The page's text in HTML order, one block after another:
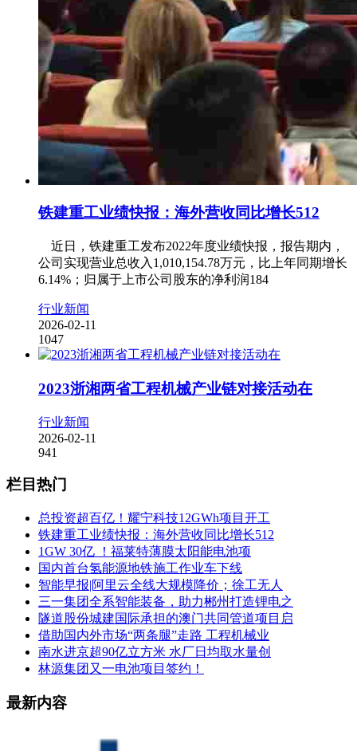
铁建重工业绩快报：海外营收同比增长512
近日，铁建重工发布2022年度业绩快报，报告期内，
公司实现营业总收入1,010,154.78万元，比上年同期增长
6.14%；归属于上市公司股东的净利润184
行业新闻
2026-02-11
1047
2023浙湘两省工程机械产业链对接活动在
行业新闻
2026-02-11
941
栏目热门
总投资超百亿！耀宁科技12GWh项目开工
铁建重工业绩快报：海外营收同比增长512
1GW 30亿 ！福莱特薄膜太阳能电池项
国内首台氢能源地铁施工作业车下线
智能早报|阿里云全线大规模降价；徐工无人
三一集团全系智能装备，助力郴州打造锂电之
隧道股份城建国际承担的澳门共同管道项目启
借助国内外市场“两条腿”走路 工程机械业
南水进京超90亿立方米 水厂日均取水量创
林源集团又一电池项目签约！
最新内容